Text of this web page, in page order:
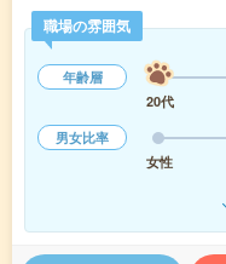
職場の雰囲気
年齢層
20代
男女比率
女性